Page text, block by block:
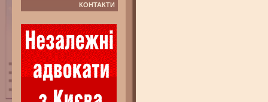
КОНТАКТИ